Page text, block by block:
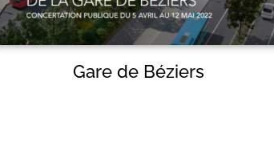
Gare de Béziers